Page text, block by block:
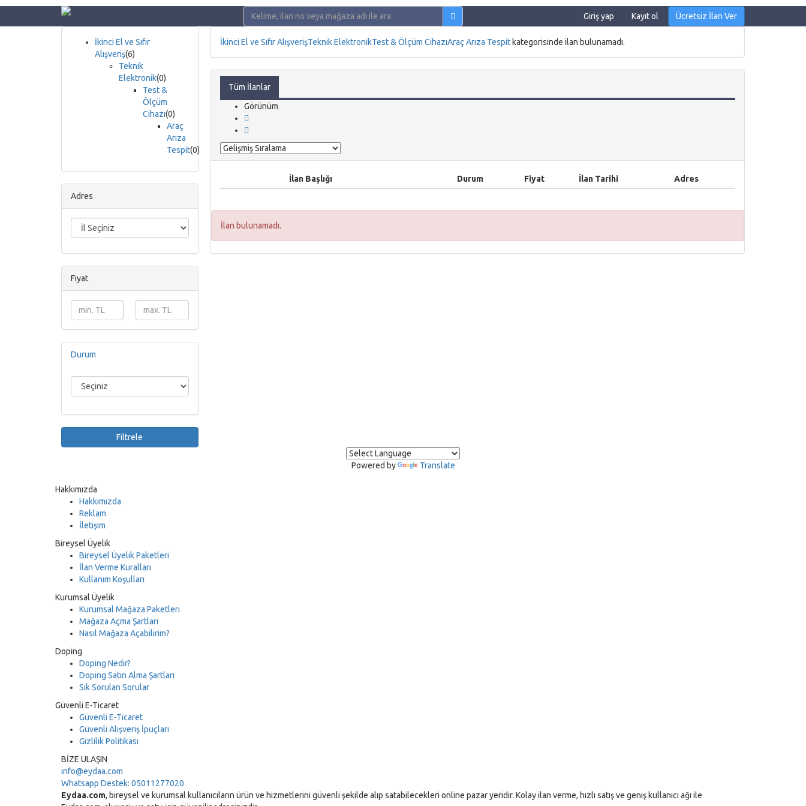
Giriş yap Kayıt ol Ücretsiz İlan Ver
İkinci El ve Sıfır
Alışveriş(6)
Teknik
Elektronik(0)
Test &
Ölçüm
Cihazı(0)
Araç
Arıza
Tespit(0)
Adres
Fiyat
Durum
Filtrele
İkinci El ve Sıfır AlışverişTeknik ElektronikTest & Ölçüm CihazıAraç Arıza Tespit kategorisinde ilan bulunamadı.
Tüm İlanlar
Görünüm
İlan Başlığı Durum Fiyat İlan Tarihi Adres
İlan bulunamadı.
Powered by Translate
Hakkımızda
Hakkımızda
Reklam
İletişim
Bireysel Üyelik
Bireysel Üyelik Paketleri
İlan Verme Kuralları
Kullanım Koşulları
Kurumsal Üyelik
Kurumsal Mağaza Paketleri
Mağaza Açma Şartları
Nasıl Mağaza Açabilirim?
Doping
Doping Nedir?
Doping Satın Alma Şartları
Sık Sorulan Sorular
Güvenli E-Ticaret
Güvenli E-Ticaret
Güvenli Alışveriş İpuçları
Gizlilik Politikası
BİZE ULAŞIN
info@eydaa.com
Whatsapp Destek: 05011277020
Eydaa.com, bireysel ve kurumsal kullanıcıların ürün ve hizmetlerini güvenli şekilde alıp satabilecekleri online pazar yeridir. Kolay ilan verme, hızlı satış ve geniş kullanıcı ağı ile